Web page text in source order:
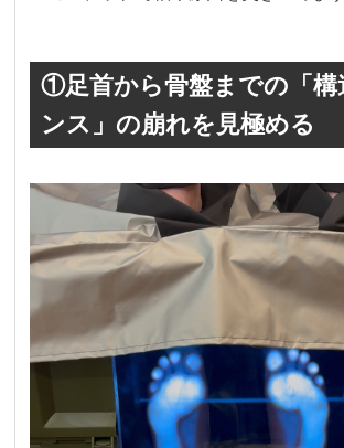
①足首から骨盤までの「構
ンス」の崩れを見極める